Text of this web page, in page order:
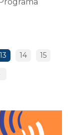
13 14 15